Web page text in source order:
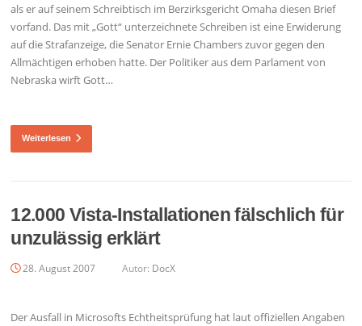
als er auf seinem Schreibtisch im Berzirksgericht Omaha diesen Brief
vorfand. Das mit „Gott“ unterzeichnete Schreiben ist eine Erwiderung
auf die Strafanzeige, die Senator Ernie Chambers zuvor gegen den
Allmächtigen erhoben hatte. Der Politiker aus dem Parlament von
Nebraska wirft Gott…
Weiterlesen
12.000 Vista-Installationen fälschlich für
unzulässig erklärt
28. August 2007 Autor: DocX
Der Ausfall in Microsofts Echtheitsprüfung hat laut offiziellen Angaben